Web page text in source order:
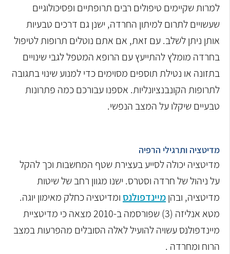
למרות שקיימים טיפולים רבים תרופתיים ופסיכולוגיים
שעשויים לתרום למיתון החרדה, ישנן גם דרכים טבעיות
אותן ניתן לשלב. עם זאת, אם אתם נוטלים תרופות לטיפול
בחרדה מומלץ להתייעץ עם הרופא המטפל לגבי שינויים
בתזונה או נטילת תוספים מסוימים כדי למנוע שינוי בתגובה
לתרופות הקונבנציונליות. אספנו עבורכם כמה פתרונות
טבעיים שיקלו על המצב הנפשי.
מדיטציה ותרגילי הרפיה
מדיטציה יכולה לסייע בעצירת שטף המחשבות וכך להקל
על ניהול של חרדה וסטרס. ישנו מגוון רחב של שיטות
מדיטציה, ובהןמיינדפולנס ומדיטציה כחלק מאימון יוגה.
מטא אנליזה (3) שפורסמה ב-2010 מצאה כי מדיטציית
מיינדפולנס עשויה להועיל לאלה הסובלים מהפרעות במצב
הרוח ומחרדה .